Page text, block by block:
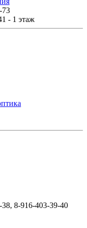
73
- 1 этаж
8-916-403-39-40